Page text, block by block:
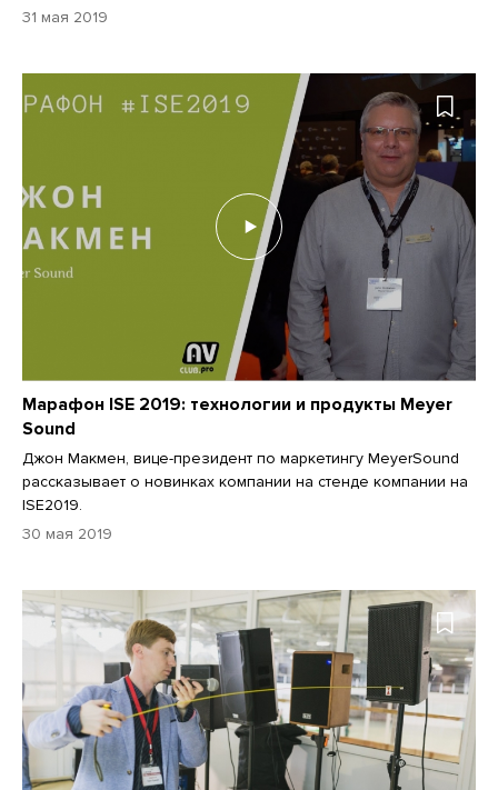
31 мая 2019
Марафон ISE 2019: технологии и продукты Meyer
Sound
Джон Макмен, вице-президент по маркетингу MeyerSound
рассказывает о новинках компании на стенде компании на
ISE2019.
30 мая 2019